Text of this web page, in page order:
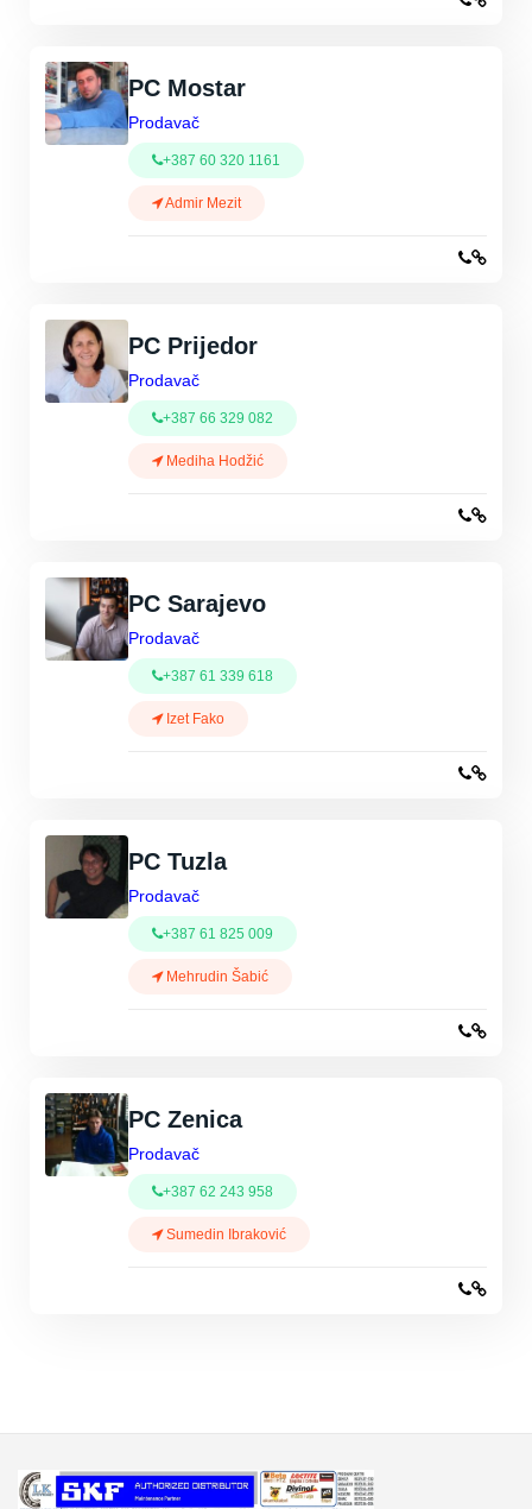
PC Mostar
Prodavač
+387 60 320 1161
Admir Mezit
PC Prijedor
Prodavač
+387 66 329 082
Mediha Hodžić
PC Sarajevo
Prodavač
+387 61 339 618
Izet Fako
PC Tuzla
Prodavač
+387 61 825 009
Mehrudin Šabić
PC Zenica
Prodavač
+387 62 243 958
Sumedin Ibraković